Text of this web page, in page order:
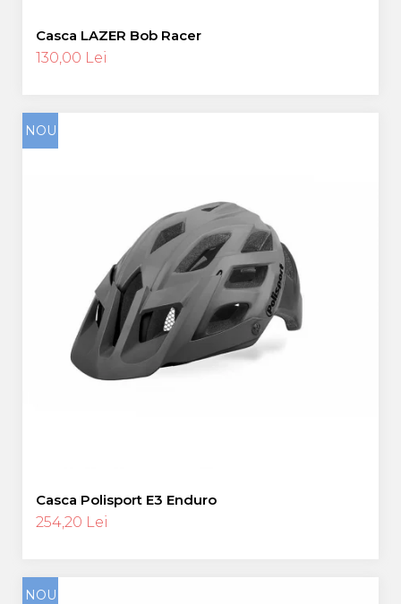
Casca LAZER Bob Racer
130,00 Lei
NOU
Casca Polisport E3 Enduro
254,20 Lei
NOU